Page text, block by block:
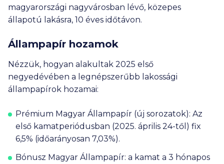
magyarországi nagyvárosban lévő, közepes
állapotú lakásra, 10 éves időtávon.
Állampapír hozamok
Nézzük, hogyan alakultak 2025 első
negyedévében a legnépszerűbb lakossági
állampapírok hozamai:
Prémium Magyar Állampapír (új sorozatok): Az
első kamatperiódusban (2025. április 24-től) fix
6,5% (időarányosan 7,03%).
Bónusz Magyar Állampapír: a kamat a 3 hónapos